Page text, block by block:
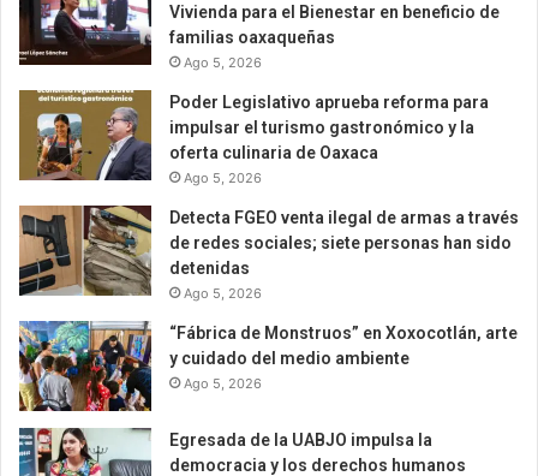
Vivienda para el Bienestar en beneficio de
familias oaxaqueñas
Ago 5, 2026
Poder Legislativo aprueba reforma para
impulsar el turismo gastronómico y la
oferta culinaria de Oaxaca
Ago 5, 2026
Detecta FGEO venta ilegal de armas a través
de redes sociales; siete personas han sido
detenidas
Ago 5, 2026
“Fábrica de Monstruos” en Xoxocotlán, arte
y cuidado del medio ambiente
Ago 5, 2026
Egresada de la UABJO impulsa la
democracia y los derechos humanos